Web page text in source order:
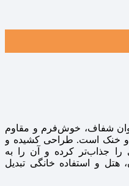
یک لیوان شفاف، خوش‌فرم و مقاوم
و خنک است. طراحی کشیده و
را جذاب‌تر کرده و آن را به
هتل و استفاده خانگی تبدیل